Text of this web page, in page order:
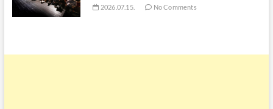
2026.07.15. No Comments